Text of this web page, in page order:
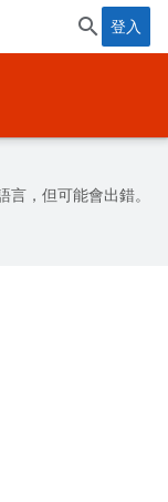
登入
言，但可能會出錯。